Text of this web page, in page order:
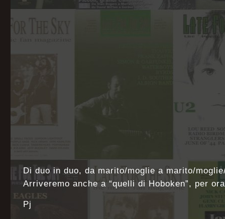
Di duo in duo, da marito/moglie a marito/
Arriveremo anche a “quelli di Hoboken”, per
Pj